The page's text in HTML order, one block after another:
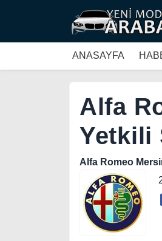
ANASAYFA
Alfa
Yetkili
Alfa Romeo